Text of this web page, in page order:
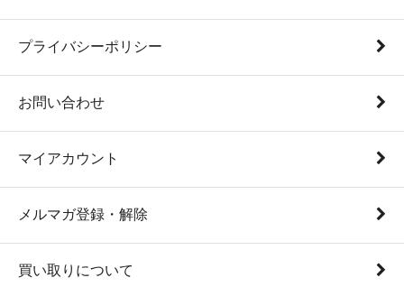
プライバシーポリシー
お問い合わせ
マイアカウント
メルマガ登録・解除
買い取りについて